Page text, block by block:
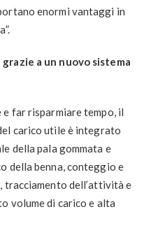
enormi vantaggi in
a un nuovo sistema
far risparmiare tempo, il
carico utile è integrato
della pala gommata e
della benna, conteggio e
tracciamento dell’attività e
volume di carico e alta